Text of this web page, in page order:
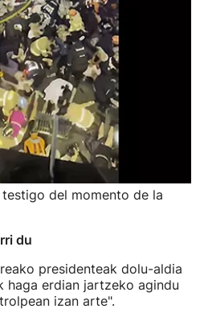
del momento de la
du
presidenteak dolu-aldia
haga erdian jartzeko agindu
izan arte".